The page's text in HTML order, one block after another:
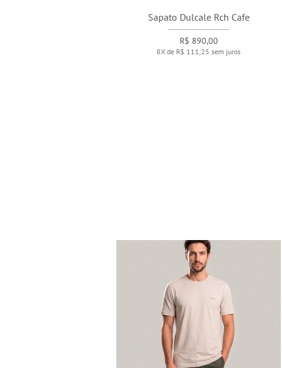
Sapato Dulcale Rch Cafe
8X de R$ 111,25 sem juros